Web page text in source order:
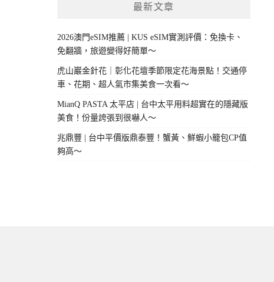
最新文章
2026澳門eSIM推薦 | KUS eSIM實測評價：免換卡、
免翻牆，旅遊變得好簡單～
虎山巖金針花｜彰化花壇季節限定花海景點！交通停
車、花期、超人氣市集美食一次看～
MianQ PASTA 太平店 | 台中太平用料超實在的隱藏版
美食！份量誇張到很嚇人～
兆鼎豐 | 台中平價版鼎泰豐！蟹黃、鮮蝦小籠包CP值
夠高～